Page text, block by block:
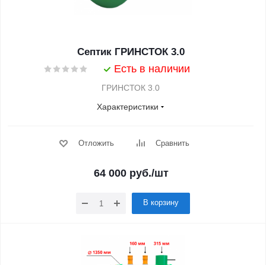
Септик ГРИНСТОК 3.0
Есть в наличии
ГРИНСТОК 3.0
Характеристики
Отложить Сравнить
64 000руб./шт
В корзину